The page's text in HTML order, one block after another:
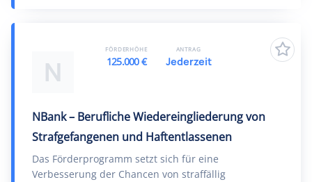
N
NBank – Berufliche Wiedereingliederung von
Strafgefangenen und Haftentlassenen
Das Förderprogramm setzt sich für eine
Verbesserung der Chancen von straffällig
FÖRDERHÖHE
125.000 €
ANTRAG
Jederzeit